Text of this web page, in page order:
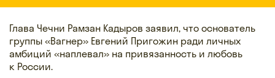
Глава Чечни Рамзан Кадыров заявил, что основатель
группы «Вагнер» Евгений Пригожин ради личных
амбиций «наплевал» на привязанность и любовь
к России.